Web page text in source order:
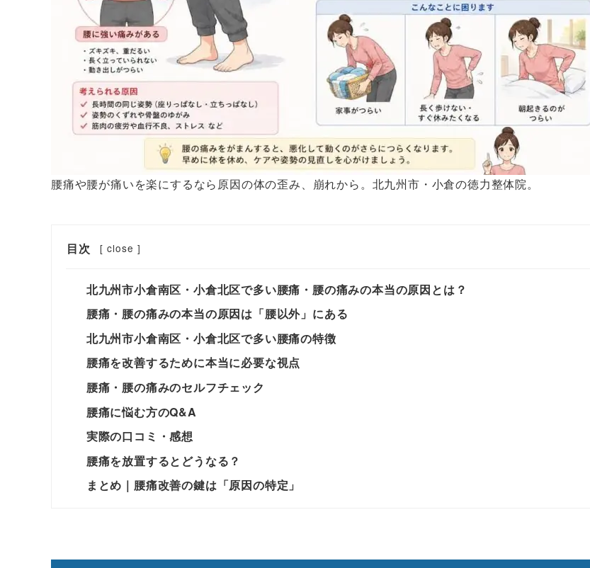
腰痛や腰が痛いを楽にするなら原因の体の歪み、崩れから。北九州市・小倉の徳力整体院。
目次 [ close ]
北九州市小倉南区・小倉北区で多い腰痛・腰の痛みの本当の原因とは？
腰痛・腰の痛みの本当の原因は「腰以外」にある
北九州市小倉南区・小倉北区で多い腰痛の特徴
腰痛を改善するために本当に必要な視点
腰痛・腰の痛みのセルフチェック
腰痛に悩む方のQ&A
実際の口コミ・感想
腰痛を放置するとどうなる？
まとめ｜腰痛改善の鍵は「原因の特定」